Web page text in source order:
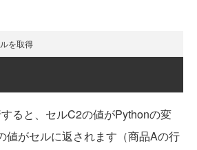
を取得
ると、セルC2の値がPythonの変
値がセルに返されます（商品Aの行